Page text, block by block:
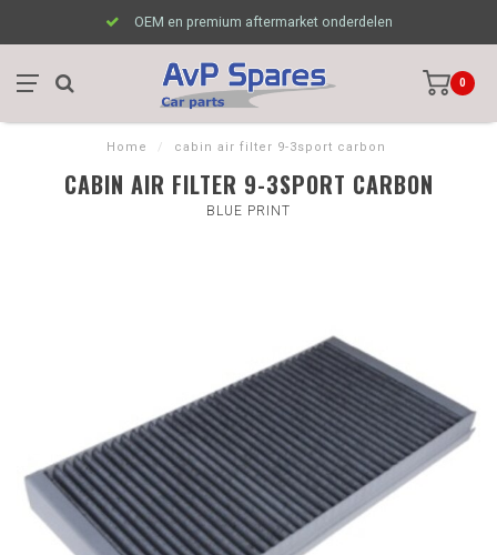
OEM en premium aftermarket onderdelen
0
Home / cabin air filter 9-3sport carbon
CABIN AIR FILTER 9-3SPORT CARBON
BLUE PRINT